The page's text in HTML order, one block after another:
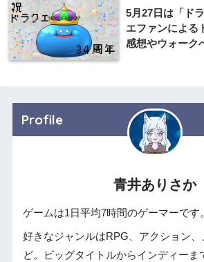
5月27日は「ド
エファンによる
感想やウォーク
Profile
青井ありさか
ゲームは1日平均7時間のゲーマーです。
好きなジャンルはRPG、アクション
ど。ビッグタイトルからインディーま